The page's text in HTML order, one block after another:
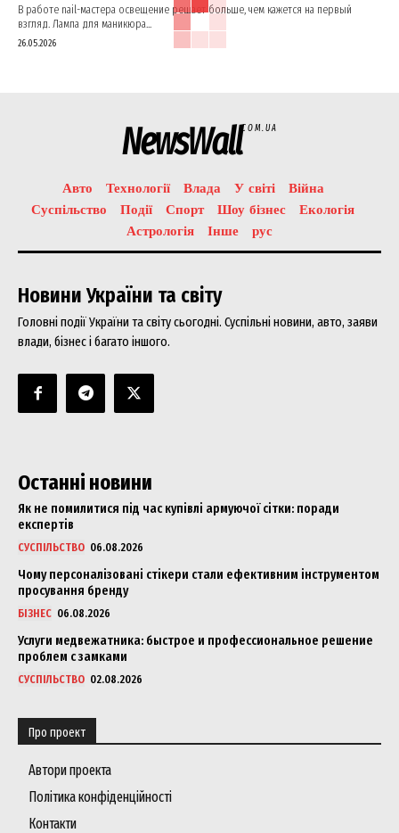
В работе nail-мастера освещение решает больше, чем кажется на первый
взгляд. Лампа для маникюра...
26.05.2026
NewsWallCOM.UA
Авто Технології Влада У світі
Війна
Суспільство
Події Спорт Шоу бізнес
Екологія
Астрологія
Інше рус
Новини України та світу
Головні події України та світу сьогодні. Суспільні новини, авто, заяви
влади, бізнес і багато іншого.
Останні новини
Як не помилитися під час купівлі армуючої сітки: поради
експертів
СУСПІЛЬСТВО 06.08.2026
Чому персоналізовані стікери стали ефективним інструментом
просування бренду
БІЗНЕС 06.08.2026
Услуги медвежатника: быстрое и профессиональное решение
проблем с замками
СУСПІЛЬСТВО 02.08.2026
Про проект
Автори проекта
Політика конфіденційності
Контакти